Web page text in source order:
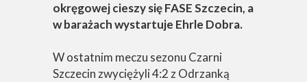
okręgowej cieszy się FASE Szczecin, a
w barażach wystartuje Ehrle Dobra.
W ostatnim meczu sezonu Czarni
Szczecin zwyciężyli 4:2 z Odrzanką